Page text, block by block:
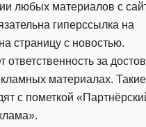
любых материалов с
гиперссылка на
страницу с новостью.
ответственность за
материалах. Такие
с пометкой